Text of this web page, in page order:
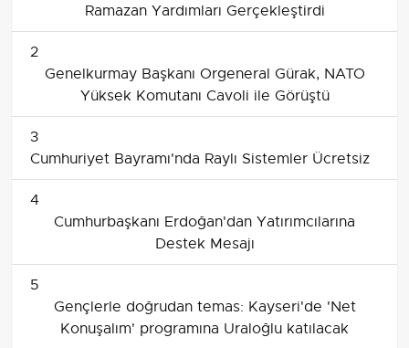
Ramazan Yardımları Gerçekleştirdi
2
Genelkurmay Başkanı Orgeneral Gürak, NATO
Yüksek Komutanı Cavoli ile Görüştü
3
Cumhuriyet Bayramı'nda Raylı Sistemler Ücretsiz
4
Cumhurbaşkanı Erdoğan'dan Yatırımcılarına
Destek Mesajı
5
Gençlerle doğrudan temas: Kayseri'de 'Net
Konuşalım' programına Uraloğlu katılacak